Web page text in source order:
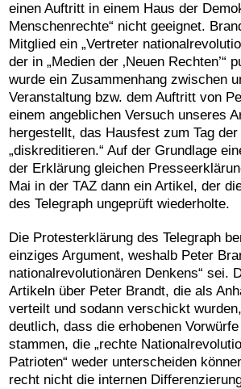
einen Auftritt in einem Haus der
Menschenrechte“ nicht geeignet.
Mitglied ein „Vertreter
der in „Medien der ‚Neuen Rechten’“
wurde ein Zusammenhang zwischen
Veranstaltung bzw. dem Auftritt von
einem angeblichen Versuch unseres
hergestellt, das Hausfest zum Tag
„diskreditieren.“ Auf der Grundlage
der Erklärung gleichen
Mai in der TAZ dann ein Artikel, der
des Telegraph ungeprüft wiederholte.
Die Protesterklärung des Telegraph
einziges Argument, weshalb Peter
nationalrevolutionären Denkens“ sei.
Artikeln über Peter Brandt, die als
verteilt und sodann verschickt
deutlich, dass die erhobenen
stammen, die „rechte
Patrioten“ weder unterscheiden
recht nicht die internen